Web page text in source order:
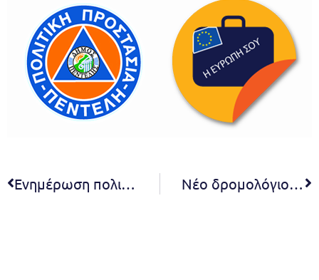
Ενημέρωση πολιτών για τη λήψη μέτρων προστασίας λόγω του υπερπληθυσμού αγριόχοιρων και υβριδίων τους Νέο δρομολόγιο για την ασφαλή μεταφορά των μαθητών – Ο Δήμος Πεντέλης δίπλα στη σχολική κοινότητα και στις ανάγκες των μαθητών μας